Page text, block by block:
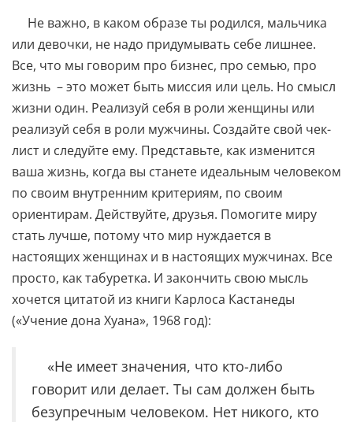
Не важно, в каком образе ты родился, мальчика
или девочки, не надо придумывать себе лишнее.
Все, что мы говорим про бизнес, про семью, про
жизнь – это может быть миссия или цель. Но смысл
жизни один. Реализуй себя в роли женщины или
реализуй себя в роли мужчины. Создайте свой чек-
лист и следуйте ему. Представьте, как изменится
ваша жизнь, когда вы станете идеальным человеком
по своим внутренним критериям, по своим
ориентирам. Действуйте, друзья. Помогите миру
стать лучше, потому что мир нуждается в
настоящих женщинах и в настоящих мужчинах. Все
просто, как табуретка. И закончить свою мысль
хочется цитатой из книги Карлоса Кастанеды
(«Учение дона Хуана», 1968 год):
«Не имеет значения, что кто-либо
говорит или делает. Ты сам должен быть
безупречным человеком. Нет никого, кто